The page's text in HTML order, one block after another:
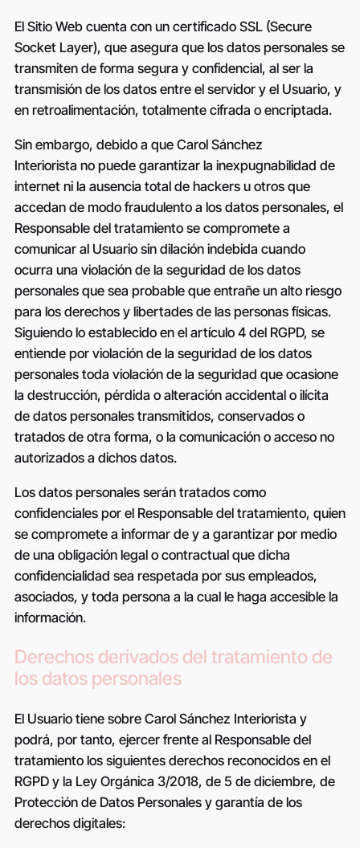
El Sitio Web cuenta con un certificado SSL (Secure
Socket Layer), que asegura que los datos personales se
transmiten de forma segura y confidencial, al ser la
transmisión de los datos entre el servidor y el Usuario, y
en retroalimentación, totalmente cifrada o encriptada.
Sin embargo, debido a que Carol Sánchez
Interiorista no puede garantizar la inexpugnabilidad de
internet ni la ausencia total de hackers u otros que
accedan de modo fraudulento a los datos personales, el
Responsable del tratamiento se compromete a
comunicar al Usuario sin dilación indebida cuando
ocurra una violación de la seguridad de los datos
personales que sea probable que entrañe un alto riesgo
para los derechos y libertades de las personas físicas.
Siguiendo lo establecido en el artículo 4 del RGPD, se
entiende por violación de la seguridad de los datos
personales toda violación de la seguridad que ocasione
la destrucción, pérdida o alteración accidental o ilícita
de datos personales transmitidos, conservados o
tratados de otra forma, o la comunicación o acceso no
autorizados a dichos datos.
Los datos personales serán tratados como
confidenciales por el Responsable del tratamiento, quien
se compromete a informar de y a garantizar por medio
de una obligación legal o contractual que dicha
confidencialidad sea respetada por sus empleados,
asociados, y toda persona a la cual le haga accesible la
información.
Derechos derivados del tratamiento de
los datos personales
El Usuario tiene sobre Carol Sánchez Interiorista y
podrá, por tanto, ejercer frente al Responsable del
tratamiento los siguientes derechos reconocidos en el
RGPD y la Ley Orgánica 3/2018, de 5 de diciembre, de
Protección de Datos Personales y garantía de los
derechos digitales: